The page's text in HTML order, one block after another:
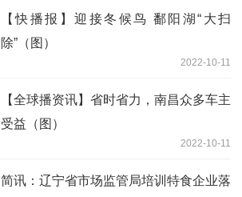
【快播报】迎接冬候鸟 鄱阳湖“大扫
除”（图）
2022-10-11
【全球播资讯】省时省力，南昌众多车主
受益（图）
2022-10-11
简讯：辽宁省市场监管局培训特食企业落